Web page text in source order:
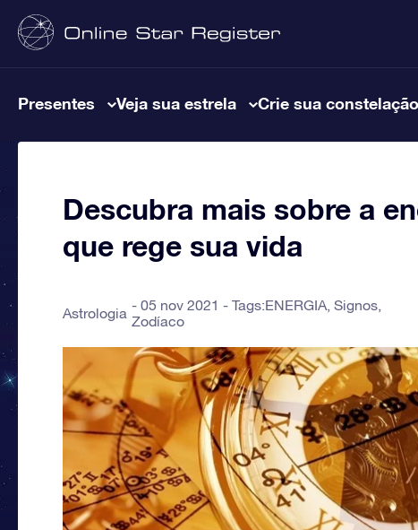
Presentes Veja sua estrela Crie sua constelação
Descubra mais sobre a
que rege sua vida
Astrologia 05 nov 2021 - Tags:ENERGIA, Signos,
Zodíaco